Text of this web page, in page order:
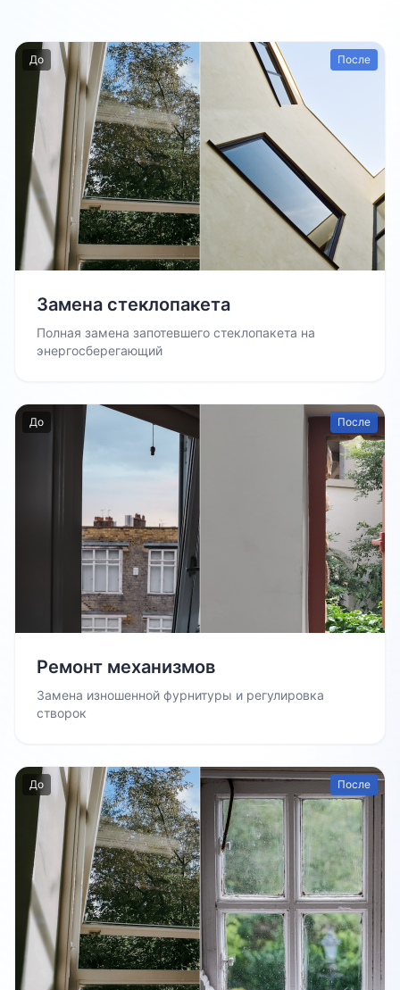
До После
Замена стеклопакета
Полная замена запотевшего стеклопакета на
энергосберегающий
До После
Ремонт механизмов
Замена изношенной фурнитуры и регулировка
створок
До После